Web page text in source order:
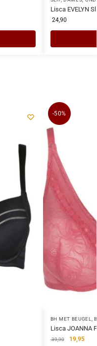
Lisca EVELYN
24,90
-50%
BH MET BEUGEL,
Lisca JOANNA
39,90 19,95